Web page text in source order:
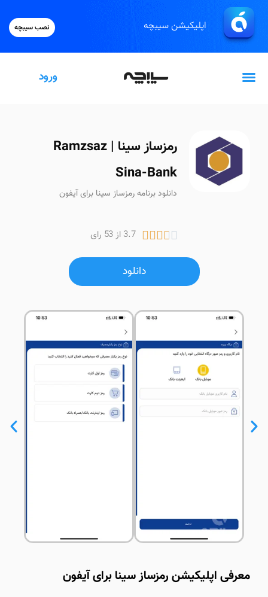
نصب سیبچه اپلیکیشن سیبچه
ورود
رمزساز سینا | Ramzsaz
Sina-Bank
دانلود برنامه رمزساز سینا برای آیفون
3.7 از 53 رای 
دانلود
معرفی اپلیکیشن رمزساز سینا برای آیفون